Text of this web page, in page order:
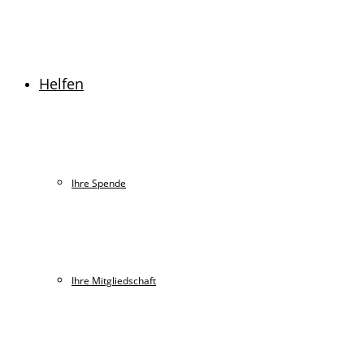
Helfen
Ihre Spende
Ihre Mitgliedschaft